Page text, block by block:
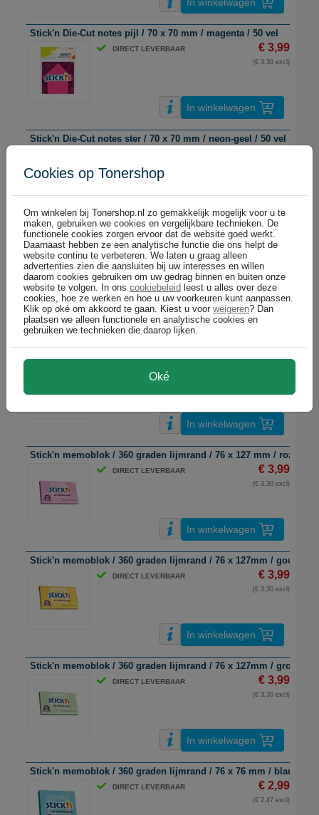
Stick'n Die-Cut notes pijl / 70 x 70 mm / magenta / 50 vel
DIRECT LEVERBAAR € 3,99
(€ 3,30 excl)
In winkelwagen
Stick'n Die-Cut notes ster / 70 x 70 mm / neon-geel / 50 vel
In winkelwagen
Stick'n extra sticky notes / 76 x 76 mm / pastelgeel / 90 vel
DIRECT LEVERBAAR
In winkelwagen
Stick'n extra sticky notes | 76 x 127 mm | magenta | 90 vel
In winkelwagen
Stick'n memoblok / 360 graden lijmrand / 76 x 127 mm / roze /
DIRECT LEVERBAAR € 3,99
(€ 3,30 excl)
In winkelwagen
Stick'n memoblok / 360 graden lijmrand / 76 x 127mm / goudgeel
DIRECT LEVERBAAR € 3,99
(€ 3,30 excl)
In winkelwagen
Stick'n memoblok / 360 graden lijmrand / 76 x 127mm / groen /
DIRECT LEVERBAAR € 3,99
(€ 3,30 excl)
In winkelwagen
Stick'n memoblok / 360 graden lijmrand / 76 x 76 mm / blauw /
DIRECT LEVERBAAR € 2,99
(€ 2,47 excl)
Cookies op Tonershop
Om winkelen bij Tonershop.nl zo gemakkelijk mogelijk voor u te
maken, gebruiken we cookies en vergelijkbare technieken. De
functionele cookies zorgen ervoor dat de website goed werkt.
Daarnaast hebben ze een analytische functie die ons helpt de
website continu te verbeteren. We laten u graag alleen
advertenties zien die aansluiten bij uw interesses en willen
daarom cookies gebruiken om uw gedrag binnen en buiten onze
website te volgen. In ons cookiebeleid leest u alles over deze
cookies, hoe ze werken en hoe u uw voorkeuren kunt aanpassen.
Klik op oké om akkoord te gaan. Kiest u voor weigeren? Dan
plaatsen we alleen functionele en analytische cookies en
gebruiken we technieken die daarop lijken.
Oké